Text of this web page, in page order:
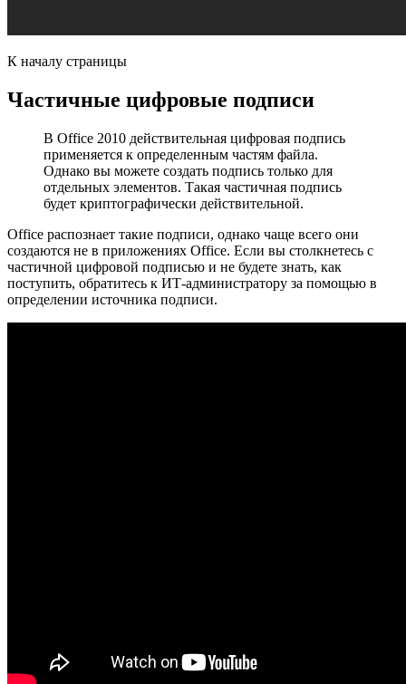
К началу страницы
Частичные цифровые подписи
В Office 2010 действительная цифровая подпись
применяется к определенным частям файла.
Однако вы можете создать подпись только для
отдельных элементов. Такая частичная подпись
будет криптографически действительной.
Office распознает такие подписи, однако чаще всего они
создаются не в приложениях Office. Если вы столкнетесь с
частичной цифровой подписью и не будете знать, как
поступить, обратитесь к ИТ-администратору за помощью в
определении источника подписи.